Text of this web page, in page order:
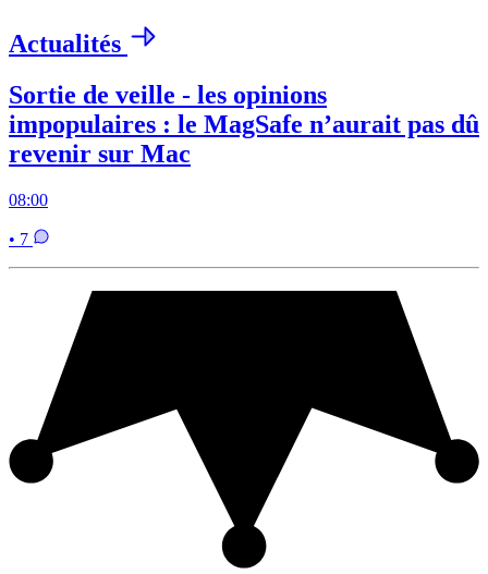
Actualités
Sortie de veille - les opinions
impopulaires : le MagSafe n’aurait pas dû
revenir sur Mac
08:00
• 7